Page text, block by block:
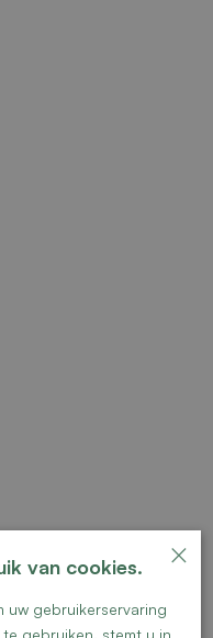
×
van cookies.
uw gebruikerservaring